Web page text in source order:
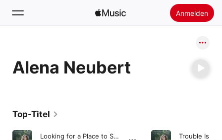
Anmelden
Startseite
Radio
Alena Neubert
Top-Titel
Looking for a Place to Shine (Bonus Track) Trouble Is